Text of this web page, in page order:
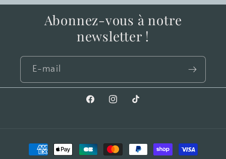
Abonnez-vous à notre
newsletter !
E-mail
FacebookInstagramTikTok
Moyens